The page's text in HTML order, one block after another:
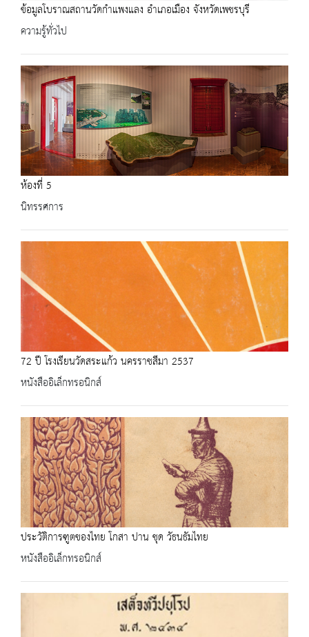
ข้อมูลโบราณสถานวัดกำแพงแลง อำเภอเมือง จังหวัดเพชรบุรี
ความรู้ทั่วไป
ห้องที่ 5
นิทรรศการ
72 ปี โรงเรียนวัดสระแก้ว นครราชสีมา 2537
หนังสืออิเล็กทรอนิกส์
ประวัติการฑูตของไทย โกสา ปาน ชุด วัธนธัมไทย
หนังสืออิเล็กทรอนิกส์